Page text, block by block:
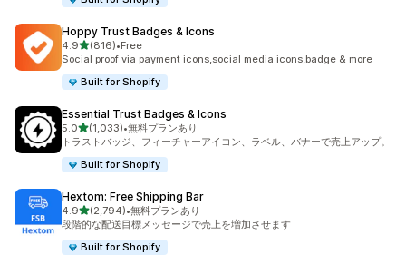
Hoppy Trust Badges & Icons
4.95つ星中
(816)
合計レビュー数：816件
•Free
Social proof via payment icons,social media icons,badge & more
Built for Shopify
Essential Trust Badges & Icons
5.05つ星中
(1,033)
合計レビュー数：1033件
•無料プランあり
トラストバッジ、フィーチャーアイコン、ラベル、バナーで売上アップ。
Built for Shopify
Hextom: Free Shipping Bar
4.95つ星中
(2,794)
合計レビュー数：2794件
•無料プランあり
段階的な配送目標メッセージで売上を増加させます
Built for Shopify